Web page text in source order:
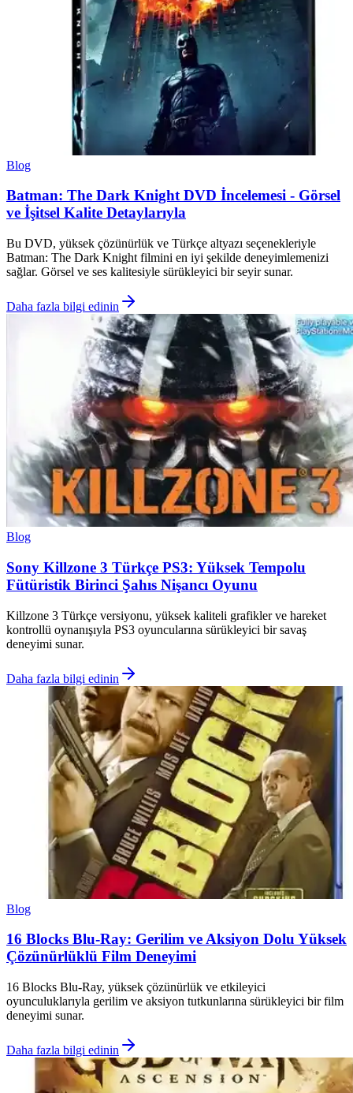
Blog
Batman: The Dark Knight DVD İncelemesi - Görsel
ve İşitsel Kalite Detaylarıyla
Bu DVD, yüksek çözünürlük ve Türkçe altyazı seçenekleriyle
Batman: The Dark Knight filmini en iyi şekilde deneyimlemenizi
sağlar. Görsel ve ses kalitesiyle sürükleyici bir seyir sunar.
Daha fazla bilgi edinin
Blog
Sony Killzone 3 Türkçe PS3: Yüksek Tempolu
Fütüristik Birinci Şahıs Nişancı Oyunu
Killzone 3 Türkçe versiyonu, yüksek kaliteli grafikler ve hareket
kontrollü oynanışıyla PS3 oyuncularına sürükleyici bir savaş
deneyimi sunar.
Daha fazla bilgi edinin
Blog
16 Blocks Blu-Ray: Gerilim ve Aksiyon Dolu Yüksek
Çözünürlüklü Film Deneyimi
16 Blocks Blu-Ray, yüksek çözünürlük ve etkileyici
oyunculuklarıyla gerilim ve aksiyon tutkunlarına sürükleyici bir film
deneyimi sunar.
Daha fazla bilgi edinin